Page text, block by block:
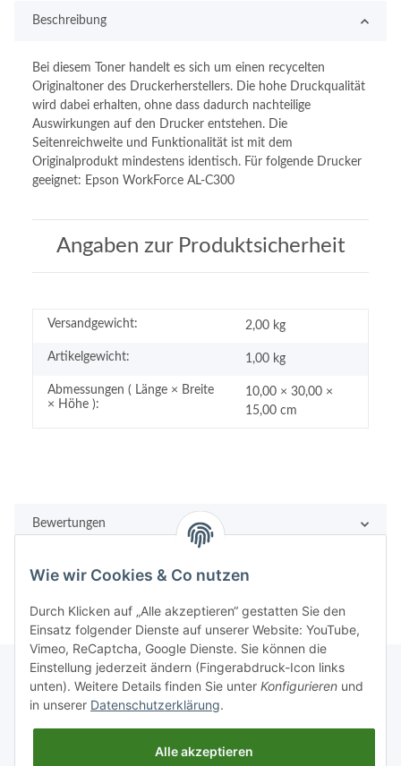
Beschreibung
Bei diesem Toner handelt es sich um einen recycelten
Originaltoner des Druckerherstellers. Die hohe Druckqualität
wird dabei erhalten, ohne dass dadurch nachteilige
Auswirkungen auf den Drucker entstehen. Die
Seitenreichweite und Funktionalität ist mit dem
Originalprodukt mindestens identisch. Für folgende Drucker
geeignet: Epson WorkForce AL-C300
Angaben zur Produktsicherheit
Versandgewicht: 2,00 kg
Artikelgewicht: 1,00 kg
Abmessungen ( Länge × Breite
× Höhe ):
10,00 × 30,00 ×
15,00 cm
Bewertungen
Rechtliches
Wie wir Cookies & Co nutzen
Durch Klicken auf „Alle akzeptieren“ gestatten Sie den
Einsatz folgender Dienste auf unserer Website: YouTube,
Vimeo, ReCaptcha, Google Dienste. Sie können die
Einstellung jederzeit ändern (Fingerabdruck-Icon links
unten). Weitere Details finden Sie unter Konfigurieren und
in unserer Datenschutzerklärung.
Alle akzeptieren